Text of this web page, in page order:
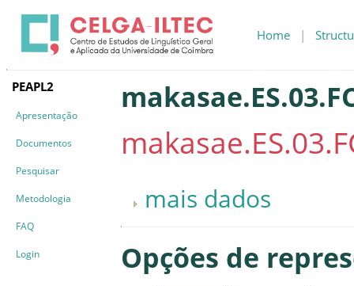
Home |
PEAPL2
Apresentação
Documentos
Pesquisar
Metodologia
FAQ
Login
mais dados
Opções de